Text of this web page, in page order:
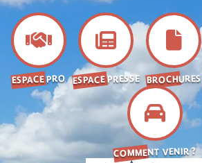
ESPACE PRO ESPACE PRESSE BROCHURES
COMMENT VENIR ?